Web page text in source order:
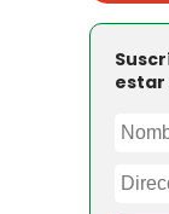
estar